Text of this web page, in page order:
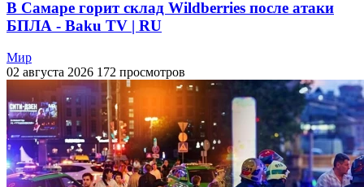
В Самаре горит склад Wildberries после атаки
БПЛА - Baku TV | RU
Мир
02 августа 2026 172 просмотров